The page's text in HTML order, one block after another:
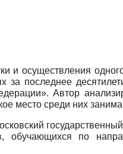
и осуществления
за последнее
Автор
место среди них
государственный
обучающихся по